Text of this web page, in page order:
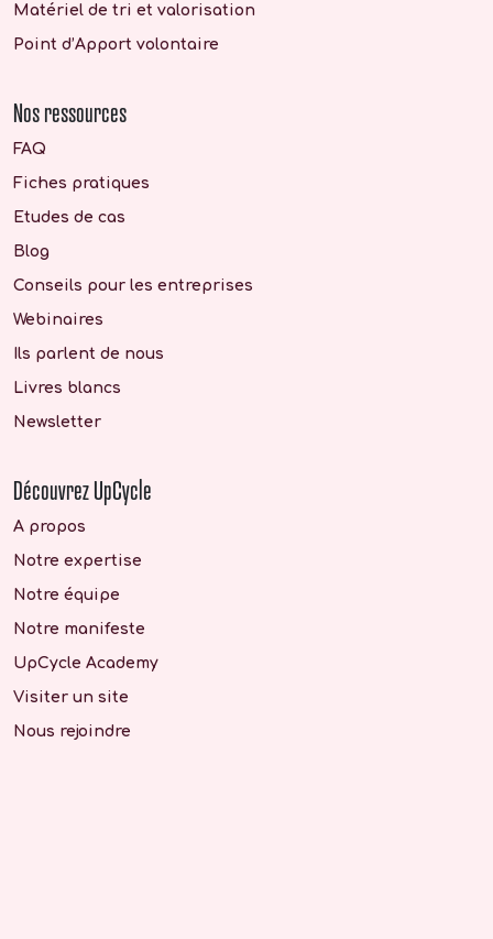
Matériel de tri et valorisation
Point d’Apport volontaire
Nos ressources
FAQ
Fiches pratiques
Etudes de cas
Blog
Conseils pour les entreprises
Webinaires
Ils parlent de nous
Livres blancs
Newsletter
Découvrez UpCycle
A propos
Notre expertise
Notre équipe
Notre manifeste
UpCycle Academy
Visiter un site
Nous rejoindre